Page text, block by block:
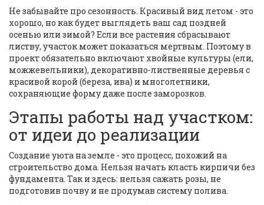
Не забывайте про сезонность. Красивый вид летом - это
хорошо, но как будет выглядеть ваш сад поздней
осенью или зимой? Если все растения сбрасывают
листву, участок может показаться мертвым. Поэтому в
проект обязательно включают хвойные культуры (ели,
можжевельники), декоративно-лиственные деревья с
красивой корой (береза, ива) и многолетники,
сохраняющие форму даже после заморозков.
Этапы работы над участком:
от идеи до реализации
Создание уюта на земле - это процесс, похожий на
строительство дома. Нельзя начать класть кирпичи без
фундамента. Так и здесь: нельзя сажать розы, не
подготовив почву и не продумав систему полива.